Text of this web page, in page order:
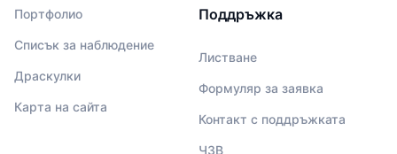
Портфолио
Списък за наблюдение
Драскулки
Карта на сайта
Поддръжка
Листване
Формуляр за заявка
Контакт с поддръжката
ЧЗВ